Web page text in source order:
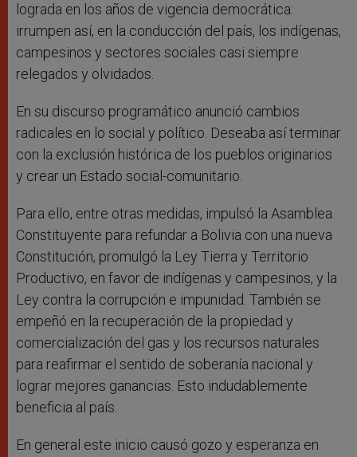
lograda en los años de vigencia democrática:
irrumpen así, en la conducción del país, los indígenas,
campesinos y sectores sociales casi siempre
relegados y olvidados.
En su discurso programático anunció cambios
radicales en lo social y político. Deseaba así terminar
con la exclusión histórica de los pueblos originarios
y crear un Estado social-comunitario.
Para ello, entre otras medidas, impulsó la Asamblea
Constituyente para refundar a Bolivia con una nueva
Constitución, promulgó la Ley Tierra y Territorio
Productivo, en favor de indígenas y campesinos, y la
Ley contra la corrupción e impunidad. También se
empeñó en la recuperación de la propiedad y
comercialización del gas y los recursos naturales
para reafirmar el sentido de soberanía nacional y
lograr mejores ganancias. Esto indudablemente
beneficia al país.
En general este inicio causó gozo y esperanza en